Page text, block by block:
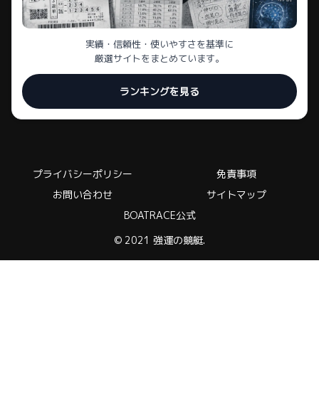
実績・信頼性・使いやすさを基準に
厳選サイトをまとめています。
ランキングを見る
プライバシーポリシー
免責事項
お問い合わせ
サイトマップ
BOATRACE公式
© 2021 強運の競艇.